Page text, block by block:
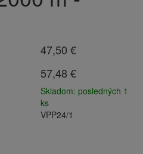
47,50 €
57,48 €
Skladom: posledných 1
ks
VPP24/1